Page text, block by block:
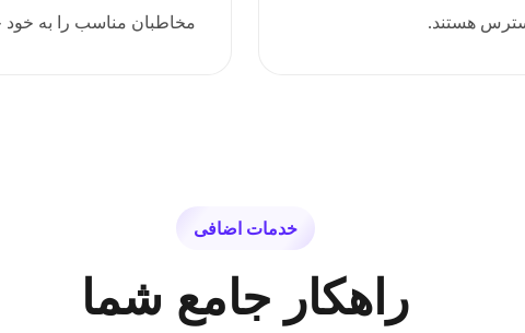
هستند.
مخاطبان مناسب را به
خدمات اضافی
راهکار جامع شما